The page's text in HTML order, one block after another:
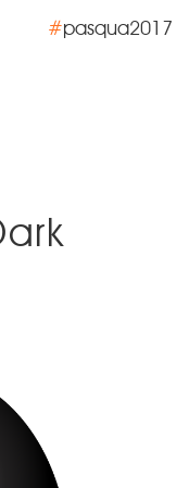
#pasqua2017